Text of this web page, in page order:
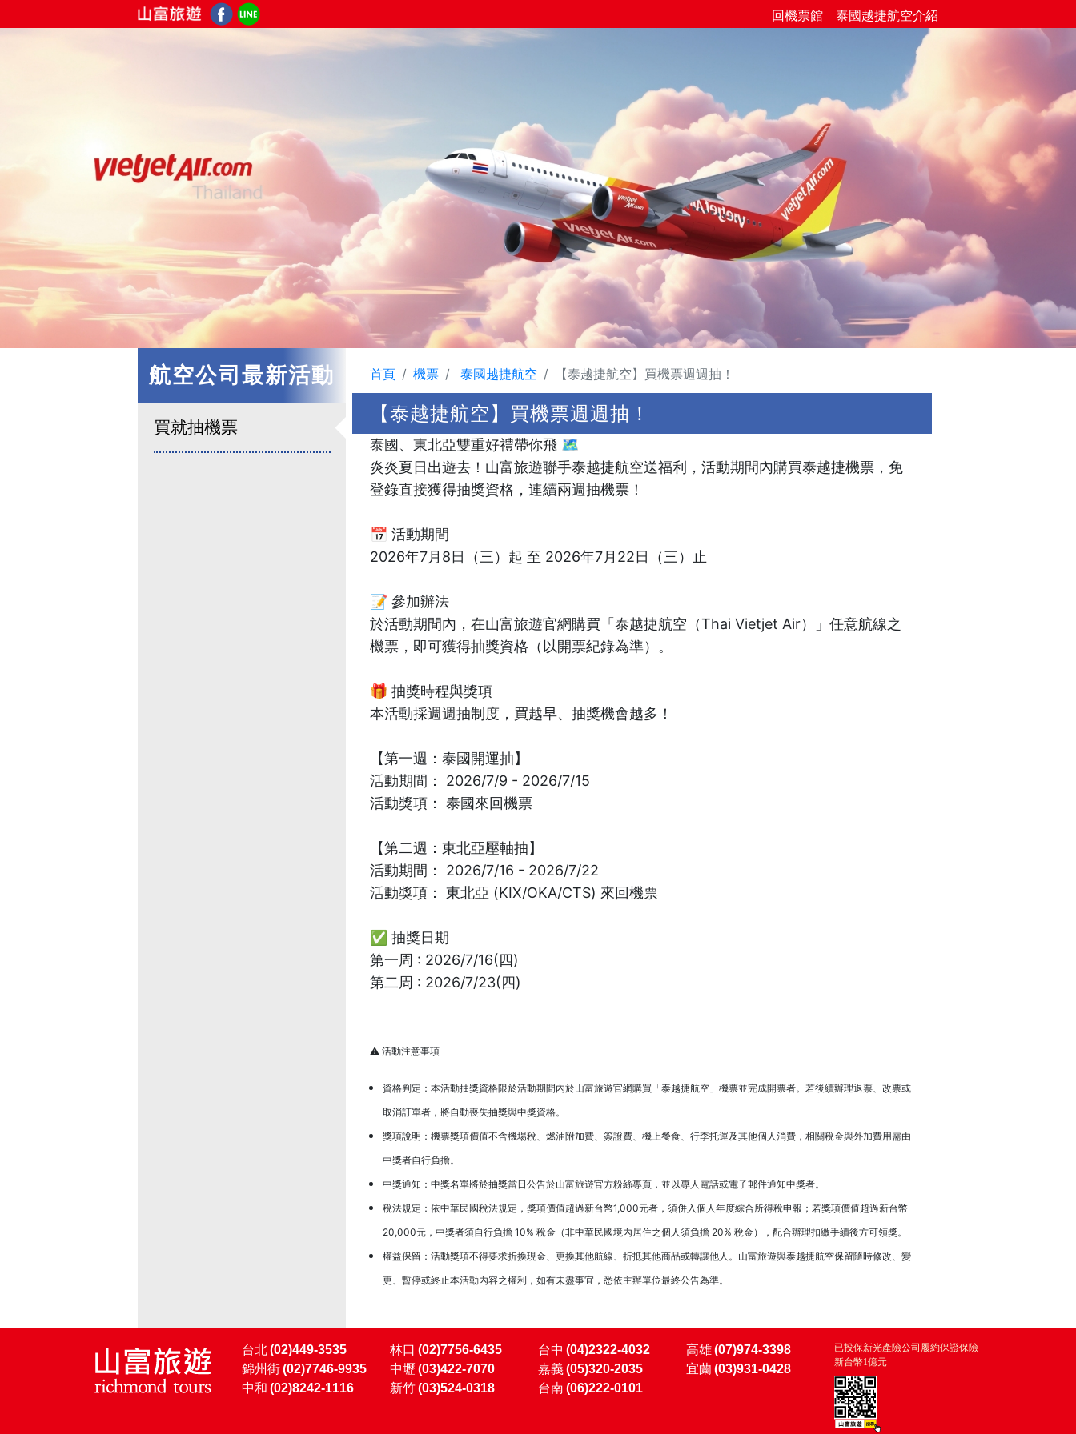
回機票館 泰國越捷航空介紹
航空公司最新活動
買就抽機票
首頁 機票 泰國越捷航空 【泰越捷航空】買機票週週抽！
【泰越捷航空】買機票週週抽！
泰國、東北亞雙重好禮帶你飛 🗺️
炎炎夏日出遊去！山富旅遊聯手泰越捷航空送福利，活動期間內購買泰越捷機票，免
登錄直接獲得抽獎資格，連續兩週抽機票！
📅 活動期間
2026年7月8日（三）起 至 2026年7月22日（三）止
📝 參加辦法
於活動期間內，在山富旅遊官網購買「泰越捷航空（Thai Vietjet Air）」任意航線之
機票，即可獲得抽獎資格（以開票紀錄為準）。
🎁 抽獎時程與獎項
本活動採週週抽制度，買越早、抽獎機會越多！
【第一週：泰國開運抽】
活動期間： 2026/7/9 - 2026/7/15
活動獎項： 泰國來回機票
【第二週：東北亞壓軸抽】
活動期間： 2026/7/16 - 2026/7/22
活動獎項： 東北亞 (KIX/OKA/CTS) 來回機票
✅ 抽獎日期
第一周 : 2026/7/16(四)
第二周 : 2026/7/23(四)
⚠️ 活動注意事項
資格判定：本活動抽獎資格限於活動期間內於山富旅遊官網購買「泰越捷航空」機票並完成開票者。若後續辦理退票、改票或
取消訂單者，將自動喪失抽獎與中獎資格。
獎項說明：機票獎項價值不含機場稅、燃油附加費、簽證費、機上餐食、行李托運及其他個人消費，相關稅金與外加費用需由
中獎者自行負擔。
中獎通知：中獎名單將於抽獎當日公告於山富旅遊官方粉絲專頁，並以專人電話或電子郵件通知中獎者。
稅法規定：依中華民國稅法規定，獎項價值超過新台幣1,000元者，須併入個人年度綜合所得稅申報；若獎項價值超過新台幣
20,000元，中獎者須自行負擔 10% 稅金（非中華民國境內居住之個人須負擔 20% 稅金），配合辦理扣繳手續後方可領獎。
權益保留：活動獎項不得要求折換現金、更換其他航線、折抵其他商品或轉讓他人。山富旅遊與泰越捷航空保留隨時修改、變
更、暫停或終止本活動內容之權利，如有未盡事宜，悉依主辦單位最終公告為準。
台北(02)449-3535
錦州街(02)7746-9935
中和 (02)8242-1116
林口 (02)7756-6435
中壢 (03)422-7070
新竹(03)524-0318
台中 (04)2322-4032
嘉義(05)320-2035
台南(06)222-0101
高雄(07)974-3398
宜蘭(03)931-0428
已投保新光產險公司履約保證保險
新台幣1億元